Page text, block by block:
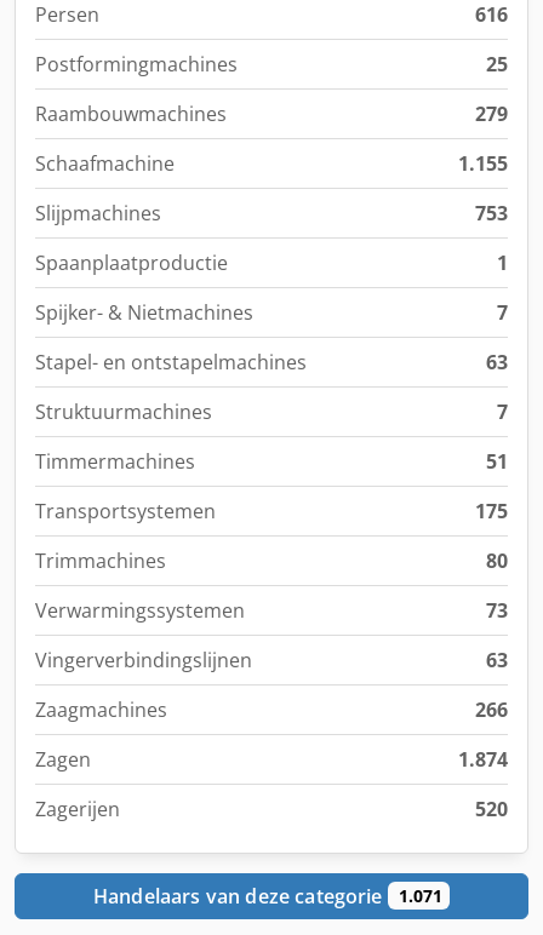
Persen
616
Postformingmachines
25
Raambouwmachines
279
Schaafmachine
1.155
Slijpmachines
753
Spaanplaatproductie
1
Spijker- & Nietmachines
7
Stapel- en ontstapelmachines
63
Struktuurmachines
7
Timmermachines
51
Transportsystemen
175
Trim­machines
80
Verwarmingssystemen
73
Vingerverbindingslijnen
63
Zaagmachines
266
Zagen
1.874
Zagerijen
520
Handelaars van deze categorie 1.071